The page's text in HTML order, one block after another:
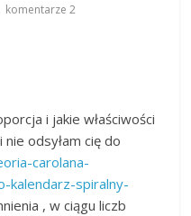
komentarze 2
i jakie właściwości
nie odsyłam cię do
carolana-
kalendarz-spiralny-
, w ciągu liczb